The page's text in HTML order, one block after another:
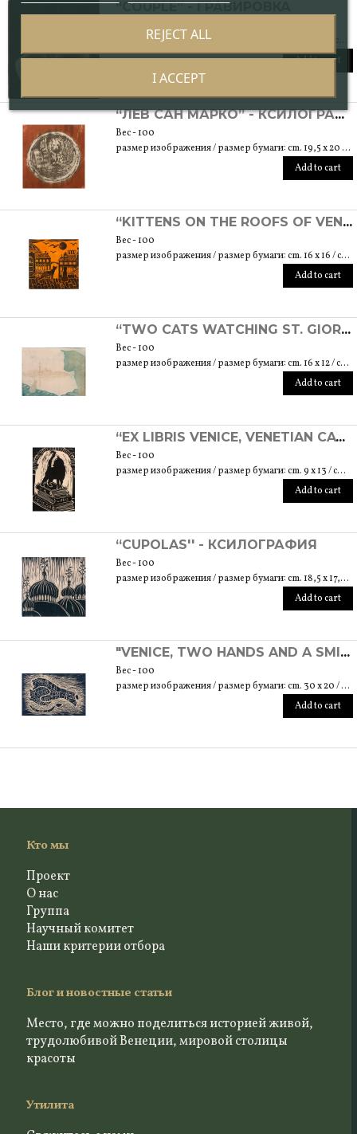
“COUPLE” - ГРАВИРОВКА
Add to cart
“ЛЕВ САН МАРКО” - КСИЛОГРАФИЯ
Вес - 100
размер изображения / размер бумаги: cm. 19,5 x 20 / cm. 24,5 x 35
Add to cart
“KITTENS ON THE ROOFS OF VENICE” - КСИЛОГРАФИЯ
Вес - 100
размер изображения / размер бумаги: cm. 16 x 16 / cm. 20 x 20
Add to cart
“TWO CATS WATCHING ST. GIORGIO'S ISLAND” - ГРАВИРОВКА
Вес - 100
размер изображения / размер бумаги: cm. 16 x 12 / cm. 22 x 20
Add to cart
“EX LIBRIS VENICE, VENETIAN CAT” - ЛИНОЛИТОГРАФИЯ
Вес - 100
размер изображения / размер бумаги: cm. 9 x 13 / cm. 23 x 17,5
Add to cart
“CUPOLAS'' - КСИЛОГРАФИЯ
Вес - 100
размер изображения / размер бумаги: cm. 18,5 x 17,5 / cm. 25 x 35
Add to cart
"VENICE, TWO HANDS AND A SMILE'' - КСИЛОГРАФИЯ
Вес - 100
размер изображения / размер бумаги: cm. 30 x 20 / cm. 35,5 x 25
Add to cart
Кто мы
Проект
О нас
Группа
Научный комитет
Наши критерии отбора
Блог и новостные статьи
Место, где можно поделиться историей живой,
трудолюбивой Венеции, мировой столицы
красоты
Утилита
REJECT ALL
I ACCEPT